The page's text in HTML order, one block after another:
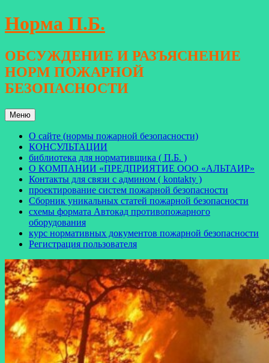
Перейти
к
Норма П.Б.
ОБСУЖДЕНИЕ И РАЗЪЯСНЕНИЕ
НОРМ ПОЖАРНОЙ
БЕЗОПАСНОСТИ
Меню
О сайте (нормы пожарной безопасности)
КОНСУЛЬТАЦИИ
библиотека для нормативщика ( П.Б. )
О КОМПАНИИ «ПРЕДПРИЯТИЕ ООО «АЛЬТАИР»
Контакты для связи с админом ( kontakty )
проектирование систем пожарной безопасности
Сборник уникальных статей пожарной безопасности
схемы формата Автокад противопожарного
оборудования
курс нормативных документов пожарной безопасности
Регистрация пользователя